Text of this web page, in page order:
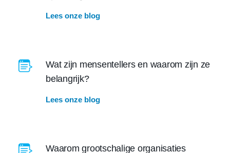
Lees onze blog
Wat zijn mensentellers en waarom zijn ze
belangrijk?
Lees onze blog
Waarom grootschalige organisaties